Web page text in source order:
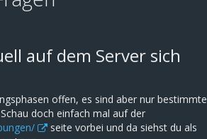
auf dem Server sich
offen, es sind aber nur bestimmte
doch einfach mal auf der
seite vorbei und da siehst du als